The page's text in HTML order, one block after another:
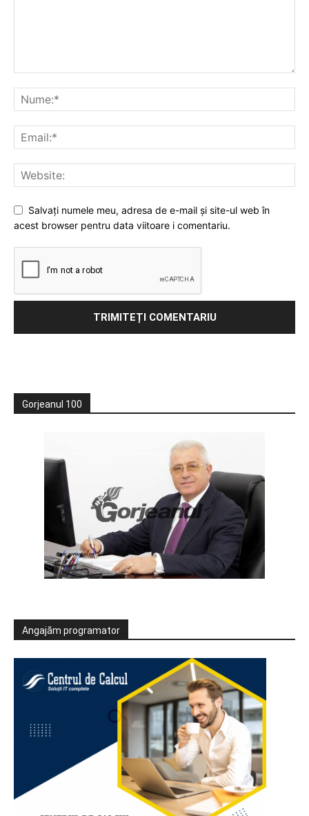
Salvați numele meu, adresa de e-mail și site-ul web în
acest browser pentru data viitoare i comentariu.
Gorjeanul 100
Angajăm programator